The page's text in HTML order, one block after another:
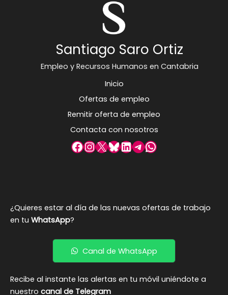
Santiago Saro Ortiz
Empleo y Recursos Humanos en Cantabria
Inicio
Ofertas de empleo
Remitir oferta de empleo
Contacta con nosotros
Facebook
Instagram
X Bluesky
LinkedIn
Telegram
WhatsApp
¿Quieres estar al día de las nuevas ofertas de trabajo
en tu WhatsApp?
Canal de WhatsApp
Recibe al instante las alertas en tu móvil uniéndote a
nuestro canal de Telegram